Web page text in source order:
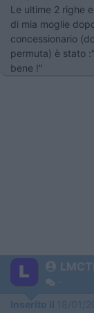
Le ultime 2 righe
di mia moglie
concessionario
permuta) è stato
bene !"
LMCTI
Inserito il 18/01/